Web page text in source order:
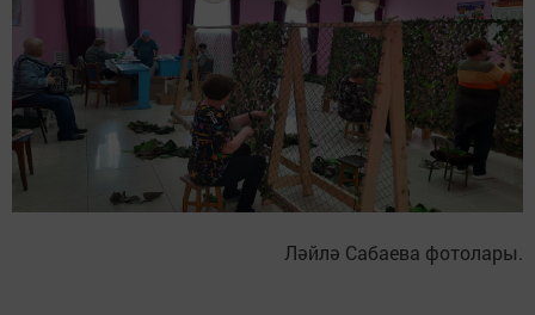
Ләйлә Сабаева фотолары.